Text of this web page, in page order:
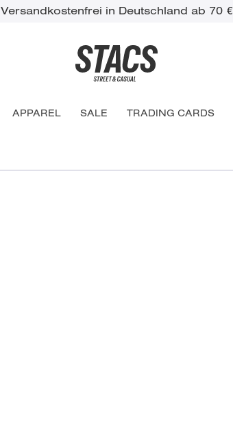
Versandkostenfrei in Deutschland ab 70 €
APPAREL SALE TRADING CARDS